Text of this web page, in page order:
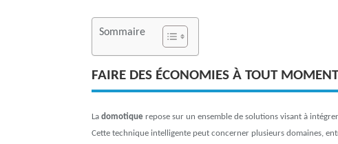
Sommaire
FAIRE DES ÉCONOMIES À TOUT
La domotique repose sur un ensemble de solutions visant à
Cette technique intelligente peut concerner plusieurs domaines,